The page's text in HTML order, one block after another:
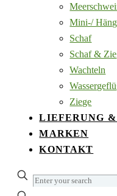
Mini-/
Schaf
Schaf &
Wachteln
Ziege
LIEFERUNG
MARKEN
KONTAKT
Enter
your